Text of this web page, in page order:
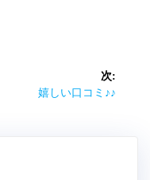
次:
次
嬉しい口コミ♪♪